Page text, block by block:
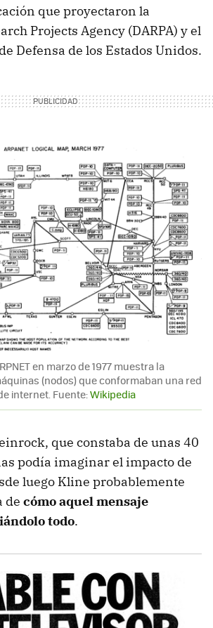
que proyectaron la
Projects Agency (DARPA) y el
Defensa de los Estados Unidos.
en marzo de 1977 muestra la
(nodos) que conformaban una red
internet. Fuente:Wikipedia
que constaba de unas 40
podía imaginar el impacto de
luego Kline probablemente
de cómo aquel mensaje
todo.